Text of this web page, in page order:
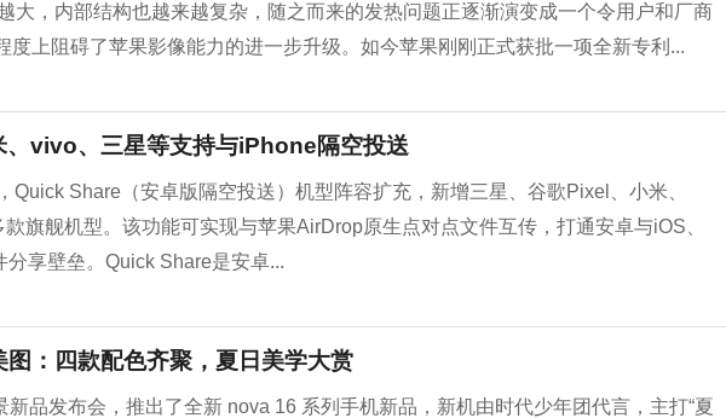
大，内部结构也越来越复杂，随之而来的发热问题正逐渐演变成一个令用户和厂商
度上阻碍了苹果影像能力的进一步升级。如今苹果刚刚正式获批一项全新专利...
、vivo、三星等支持与iPhone隔空投送
Quick Share（安卓版隔空投送）机型阵容扩充，新增三星、谷歌Pixel、小米、
旗舰机型。该功能可实现与苹果AirDrop原生点对点文件互传，打通安卓与iOS、
享壁垒。Quick Share是安卓...
：四款配色齐聚，夏日美学大赏
品发布会，推出了全新 nova 16 系列手机新品，新机由时代少年团代言，主打“夏